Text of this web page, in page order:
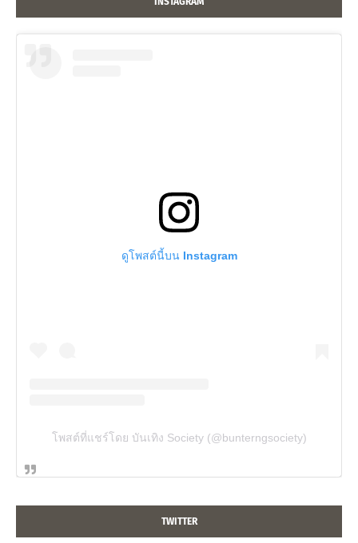
ดูโพสต์นี้บน Instagram
โพสต์ที่แชร์โดย บันเทิง Society (@bunterngsociety)
TWITTER